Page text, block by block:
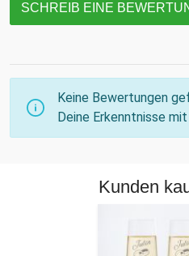
SCHREIB EINE
Keine Bewertungen
Deine Erkenntnisse
Kunden